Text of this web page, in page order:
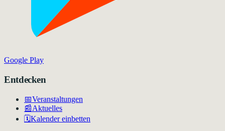
Google Play
Entdecken
📅Veranstaltungen
📰Aktuelles
🗓️Kalender einbetten